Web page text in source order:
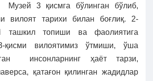
Музей 3 қисмга бўлинган бўлиб,
вилоят тарихи билан боғлиқ. 2-
топиши ва фаолиятига
қисми вилоятимиз ўтмиши, ўша
инсонларнинг ҳаёт тарзи,
қатағон қилинган жадидлар